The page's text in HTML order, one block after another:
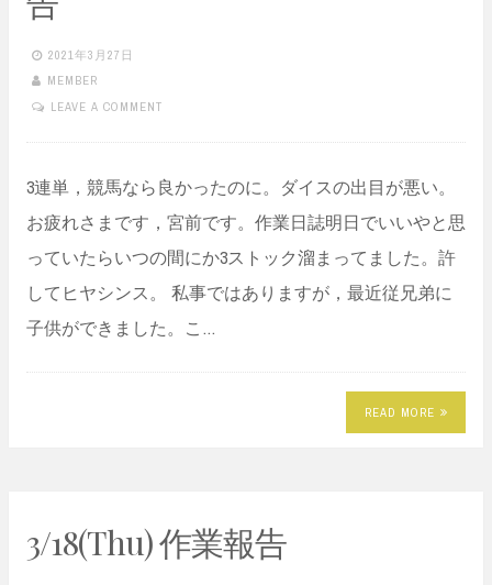
2021年3月27日
MEMBER
LEAVE A COMMENT
3連単，競馬なら良かったのに。ダイスの出目が悪い。
お疲れさまです，宮前です。作業日誌明日でいいやと思
っていたらいつの間にか3ストック溜まってました。許
してヒヤシンス。 私事ではありますが，最近従兄弟に
子供ができました。こ…
READ MORE
3/18(Thu) 作業報告